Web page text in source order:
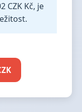
CZK Kč, je